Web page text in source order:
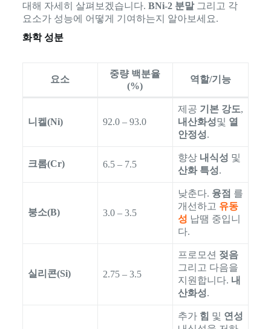
대해 자세히 살펴보겠습니다. BNi-2 분말그리고 각
요소가 성능에 어떻게 기여하는지 알아보세요.
화학 성분
요소
중량 백분율
(%)
역할/기능
니켈(Ni) 92.0 – 93.0
제공 기본 강도,
내산화성및 열
안정성.
크롬(Cr) 6.5 – 7.5
향상 내식성 및
산화 특성.
붕소(B) 3.0 – 3.5
낮춘다. 융점 를
개선하고 유동
성 납땜 중입니
다.
실리콘(Si) 2.75 – 3.5
프로모션 젖음
그리고 다음을
지원합니다. 내
산화성.
추가 힘 및 연성